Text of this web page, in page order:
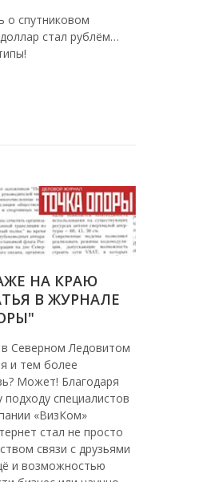
о спутниковом
стал рублём…
НА КРАЮ
В ЖУРНАЛЕ
Северном Ледовитом
и тем более
Может! Благодаря
специалистов
«ВизКом»
стал не просто
связи с друзьями
и возможностью